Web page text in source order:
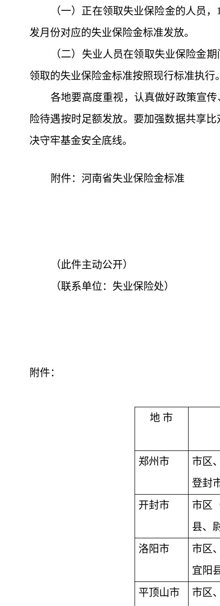
（一）正在领取失业保险金的人员，
发月份对应的失业保险金标准发放。
（二）失业人员在领取失业保险金
领取的失业保险金标准按照现行标准执
各地要高度重视，认真做好政策宣
险待遇按时足额发放。要加强数据共享
决守牢基金安全底线。
附件： 河南省失业保险金标准
（此件主动公开）
（联系单位：失业保险处）
附件：
地 市
郑州市
市区
登封
开封市
市区
县、
洛阳市
市区
宜阳
平顶山市
市区